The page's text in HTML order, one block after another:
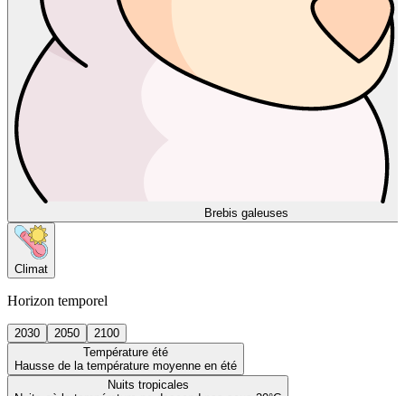
Brebis galeuses
Climat
Horizon temporel
2030 2050
2100
Température été
Hausse de la température moyenne en été
Nuits tropicales